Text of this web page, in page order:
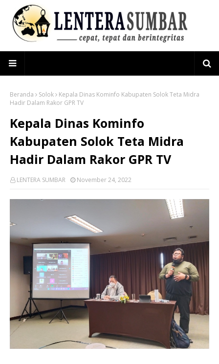
Beranda Solok
Kepala Dinas Kominfo Kabupaten Solok Teta Midra
Hadir Dalam Rakor GPR TV
Kepala Dinas Kominfo
Kabupaten Solok Teta Midra
Hadir Dalam Rakor GPR TV
LENTERA SUMBAR November 24, 2022